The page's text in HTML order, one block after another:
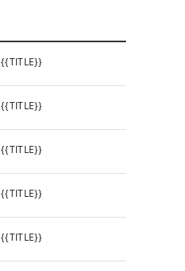
{{TITLE}}
{{TITLE}}
{{TITLE}}
{{TITLE}}
{{TITLE}}